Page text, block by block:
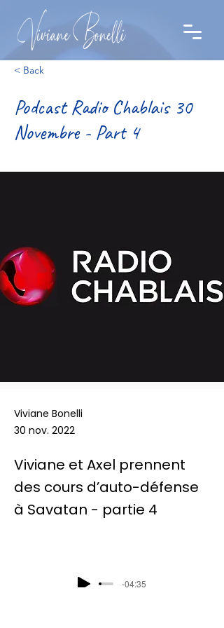
< Back
Podcast Radio Chablais 30
Novembre - Part 4
Viviane Bonelli
30 nov. 2022
Viviane et Axel prennent
des cours d’auto-défense
à Savatan - partie 4
-04:35